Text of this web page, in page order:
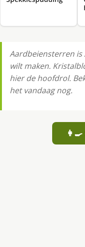
Aardbeiensterren is
wilt maken.
hier de hoofdrol.
het vandaag nog.